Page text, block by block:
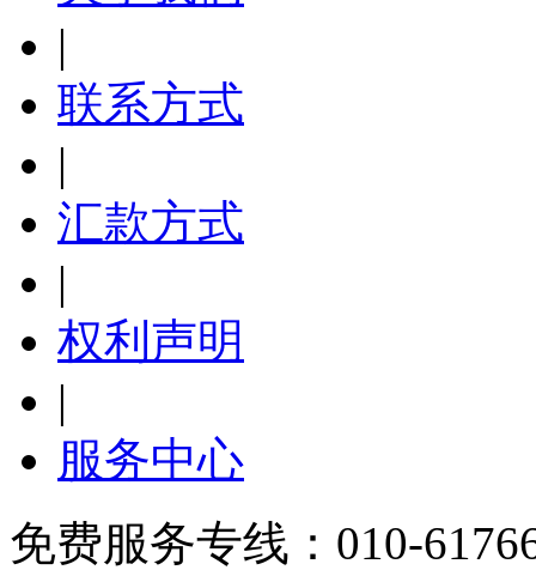
|
联系方式
|
汇款方式
|
权利声明
|
服务中心
免费服务专线：010-